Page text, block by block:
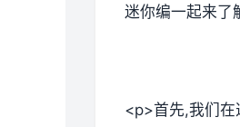
迷你编一起来了
<p>首先,我们在